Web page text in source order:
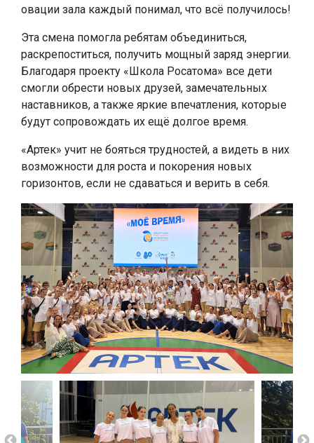
овации зала каждый понимал, что всё получилось!
Эта смена помогла ребятам объединиться,
раскрепоститься, получить мощный заряд энергии.
Благодаря проекту «Школа Росатома» все дети
смогли обрести новых друзей, замечательных
наставников, а также яркие впечатления, которые
будут сопровождать их ещё долгое время.
«Артек» учит не бояться трудностей, а видеть в них
возможности для роста и покорения новых
горизонтов, если не сдаваться и верить в себя.